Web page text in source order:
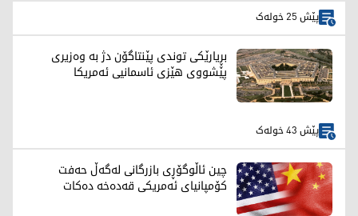
پێش 25 خولەک
بڕیارێکی توندی پێنتاگۆن دژ بە وەزیری
پێشووی هێزی ئاسمانیی ئەمریکا
پێش 43 خولەک
چین ئاڵوگۆڕی بازرگانی لەگەڵ حەفت
کۆمپانیای ئەمریکی قەدەخە دەکات